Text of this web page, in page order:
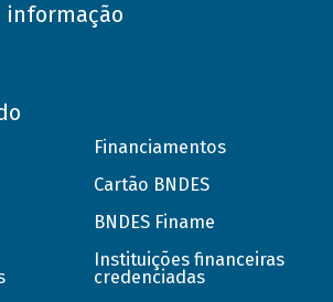
informação
Financiamentos
Cartão BNDES
BNDES Finame
Instituições financeiras
credenciadas